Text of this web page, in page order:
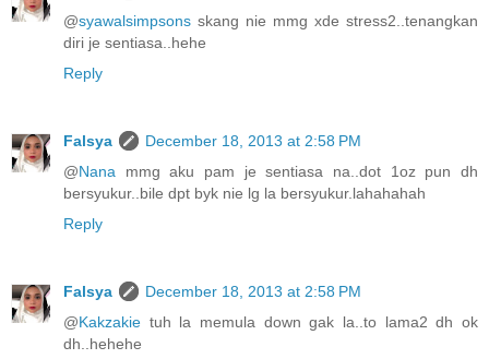
@syawalsimpsons skang nie mmg xde stress2..tenangkan
diri je sentiasa..hehe
Reply
Falsya
December 18, 2013 at 2:58 PM
@Nana mmg aku pam je sentiasa na..dot 1oz pun dh
bersyukur..bile dpt byk nie lg la bersyukur.lahahahah
Reply
Falsya
December 18, 2013 at 2:58 PM
@Kakzakie tuh la memula down gak la..to lama2 dh ok
dh..hehehe